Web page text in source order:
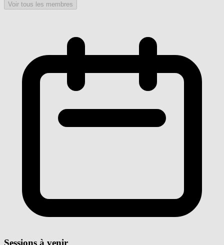
Voir tous les membres
Sessions à venir